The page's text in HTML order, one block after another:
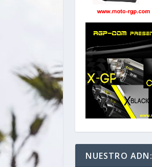
NUESTRO ADN: